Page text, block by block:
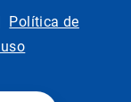
Política de